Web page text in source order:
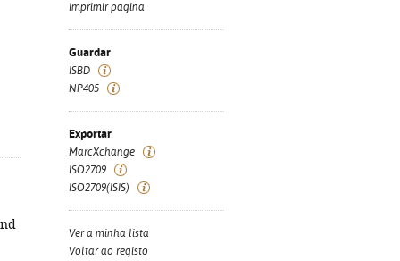
Imprimir página
Guardar
ISBD
NP405
Exportar
MarcXchange
ISO2709
ISO2709(ISIS)
Ver a minha lista
Voltar ao registo